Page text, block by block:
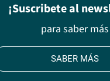
¡Suscribete al
para saber más
SABER MÁS